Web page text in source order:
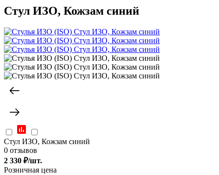
Стул ИЗО, Кожзам синий
Стул ИЗО, Кожзам синий
0 отзывов
2 330 ₽/шт.
Розничная цена